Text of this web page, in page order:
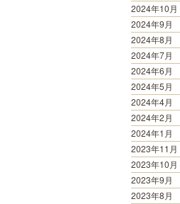
2024年10月
2024年9月
2024年8月
2024年7月
2024年6月
2024年5月
2024年4月
2024年2月
2024年1月
2023年11月
2023年10月
2023年9月
2023年8月